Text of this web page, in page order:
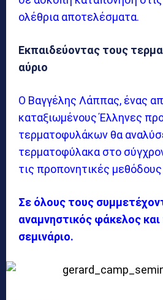
ολέθρια αποτελέσματα.
Εκπαιδεύοντας τους
αύριο
Ο Βαγγέλης Λάππας, ένας
καταξιωμένους Έλληνες
τερματοφυλάκων θα
τερματοφύλακα στο
τις προπονητικές
Σε όλους τους
αναμνηστικός φάκελος
σεμινάριο.